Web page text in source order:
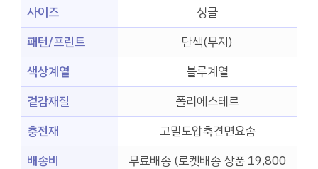
사이즈
싱글
패턴/프린트
단색(무지)
색상계열
블루계열
겉감재질
폴리에스테르
충전재
고밀도압축견면요솜
배송비
무료배송 (로켓배송 상품 19,800